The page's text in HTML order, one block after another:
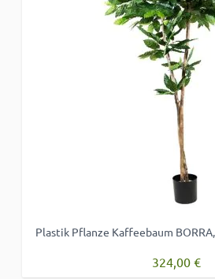
Plastik Pflanze Kaffeebaum
324,00 €